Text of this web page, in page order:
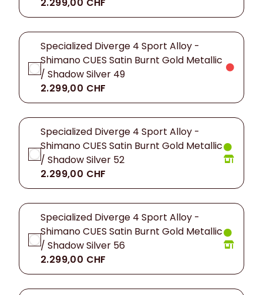
Specialized Diverge 4 Sport Alloy -
Shimano CUES Satin Burnt Gold Metallic
/ Shadow Silver 49
2.299,00 CHF
Specialized Diverge 4 Sport Alloy -
Shimano CUES Satin Burnt Gold Metallic
/ Shadow Silver 52
2.299,00 CHF
Specialized Diverge 4 Sport Alloy -
Shimano CUES Satin Burnt Gold Metallic
/ Shadow Silver 56
2.299,00 CHF